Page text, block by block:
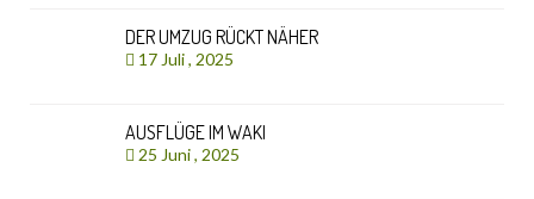
DER UMZUG RÜCKT NÄHER
17 Juli , 2025
AUSFLÜGE IM WAKI
25 Juni , 2025